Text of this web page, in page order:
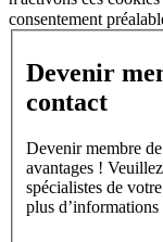
consentement
Devenir
contact
Devenir membre
avantages !
spécialistes de
plus